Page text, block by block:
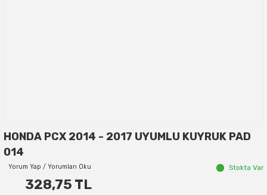
HONDA PCX 2014 - 2017 UYUMLU KUYRUK PAD
014
Yorum Yap / Yorumları Oku Stokta Var
328,75 TL